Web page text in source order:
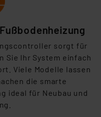
sorgt für
Sie Ihr System einfach
Viele Modelle lassen
die smarte
ideal für Neubau und